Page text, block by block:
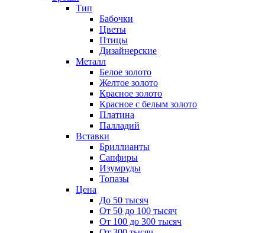
Тип
Бабочки
Цветы
Птицы
Дизайнерские
Металл
Белое золото
Желтое золото
Красное золото
Красное с белым золото
Платина
Палладий
Вставки
Бриллианты
Сапфиры
Изумруды
Топазы
Цена
До 50 тысяч
От 50 до 100 тысяч
От 100 до 300 тысяч